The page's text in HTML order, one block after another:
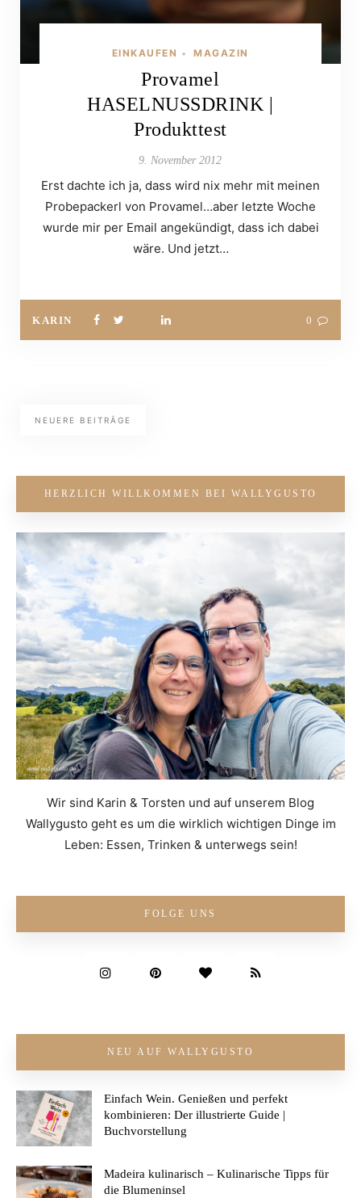
EINKAUFEN • MAGAZIN
Provamel
HASELNUSSDRINK |
Produkttest
9. November 2012
Erst dachte ich ja, dass wird nix mehr mit meinen
Probepackerl von Provamel…aber letzte Woche
wurde mir per Email angekündigt, dass ich dabei
wäre. Und jetzt…
KARIN 0
NEUERE BEITRÄGE
HERZLICH WILLKOMMEN BEI WALLYGUSTO
Wir sind Karin & Torsten und auf unserem Blog
Wallygusto geht es um die wirklich wichtigen Dinge im
Leben: Essen, Trinken & unterwegs sein!
FOLGE UNS
NEU AUF WALLYGUSTO
Einfach Wein. Genießen und perfekt
kombinieren: Der illustrierte Guide |
Buchvorstellung
Madeira kulinarisch – Kulinarische Tipps für
die Blumeninsel